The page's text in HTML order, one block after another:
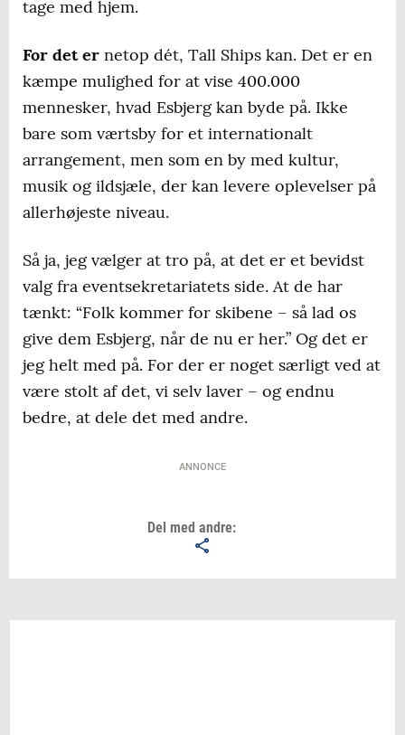
tage med hjem.
For det er netop dét, Tall Ships kan. Det er en
kæmpe mulighed for at vise 400.000
mennesker, hvad Esbjerg kan byde på. Ikke
bare som værtsby for et internationalt
arrangement, men som en by med kultur,
musik og ildsjæle, der kan levere oplevelser på
allerhøjeste niveau.
Så ja, jeg vælger at tro på, at det er et bevidst
valg fra eventsekretariatets side. At de har
tænkt: “Folk kommer for skibene – så lad os
give dem Esbjerg, når de nu er her.” Og det er
jeg helt med på. For der er noget særligt ved at
være stolt af det, vi selv laver – og endnu
bedre, at dele det med andre.
ANNONCE
Del med andre: